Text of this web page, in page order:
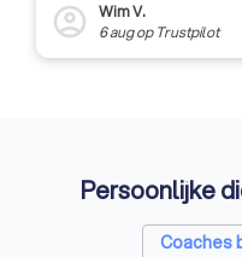
account_circle
Wim V.
6 augop Trustpilot
Persoonlijke
Coaches